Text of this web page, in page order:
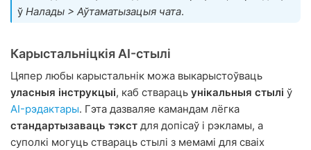
ў Налады > Аўтаматызацыя чата.
Карыстальніцкія AI-стылі
Цяпер любы карыстальнік можа выкарыстоўваць
уласныя інструкцыі, каб ствараць унікальныя стылі ў
AI-рэдактары. Гэта дазваляе камандам лёгка
стандартызаваць тэкст для допісаў і рэкламы, а
суполкі могуць ствараць стылі з мемамі для сваіх